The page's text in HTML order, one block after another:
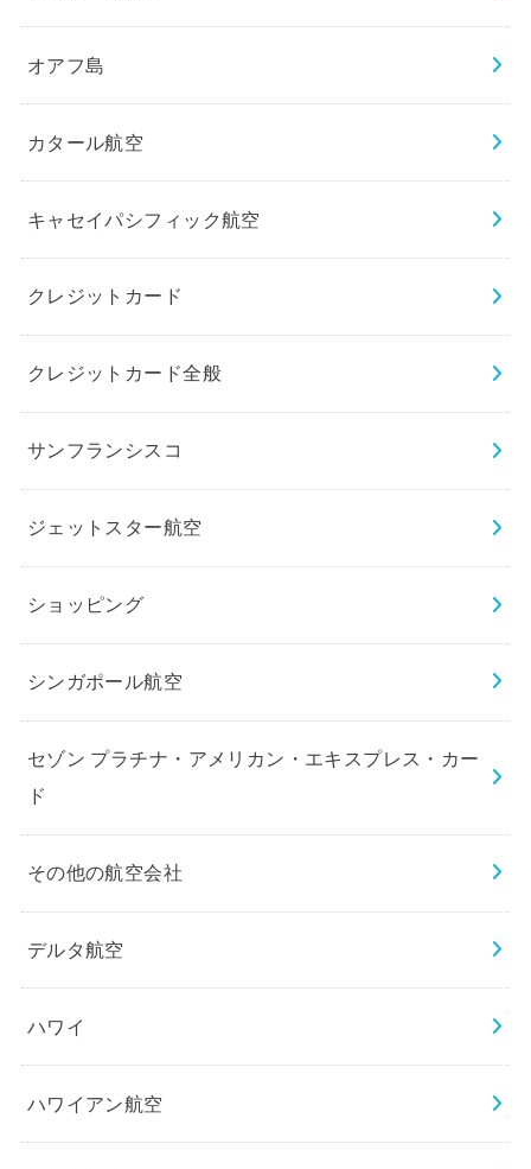
オアフ島
カタール航空
キャセイパシフィック航空
クレジットカード
クレジットカード全般
サンフランシスコ
ジェットスター航空
ショッピング
シンガポール航空
セゾン プラチナ・アメリカン・エキスプレス・カー
ド
その他の航空会社
デルタ航空
ハワイ
ハワイアン航空